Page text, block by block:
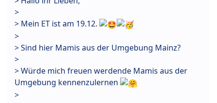
>
> Mein ET ist am 19.12.
>
> Sind hier Mamis aus der Umgebung Mainz?
>
> Würde mich freuen werdende Mamis aus der
Umgebung kennenzulernen
>